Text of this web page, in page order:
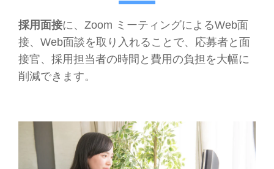
採用面接に、Zoom ミーティングによるWeb面
接、Web面談を取り入れることで、応募者と面
接官、採用担当者の時間と費用の負担を大幅に
削減できます。